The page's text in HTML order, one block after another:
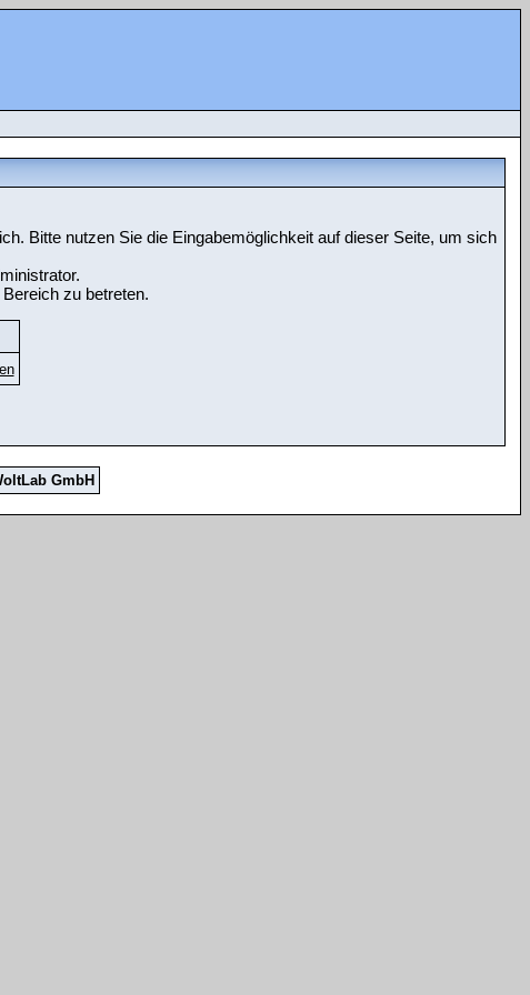
Bitte nutzen Sie die Eingabemöglichkeit auf dieser Seite, um sich
zu betreten.
GmbH